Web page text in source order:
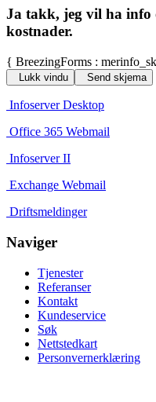
Ja takk, jeg vil ha
kostnader.
{ BreezingForms :
Lukk vindu Send skjema
Infoserver Desktop
Office 365 Webmail
Infoserver II
Exchange Webmail
Driftsmeldinger
Naviger
Tjenester
Referanser
Kontakt
Kundeservice
Søk
Nettstedkart
Personvernerklæring